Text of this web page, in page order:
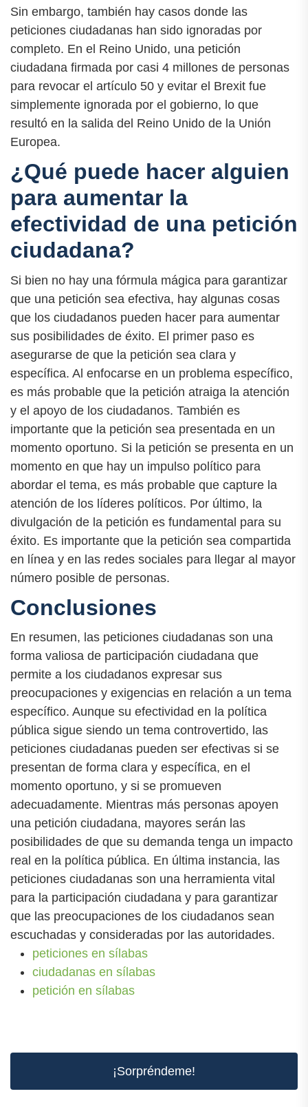
Sin embargo, también hay casos donde las
peticiones ciudadanas han sido ignoradas por
completo. En el Reino Unido, una petición
ciudadana firmada por casi 4 millones de personas
para revocar el artículo 50 y evitar el Brexit fue
simplemente ignorada por el gobierno, lo que
resultó en la salida del Reino Unido de la Unión
Europea.
¿Qué puede hacer alguien
para aumentar la
efectividad de una petición
ciudadana?
Si bien no hay una fórmula mágica para garantizar
que una petición sea efectiva, hay algunas cosas
que los ciudadanos pueden hacer para aumentar
sus posibilidades de éxito. El primer paso es
asegurarse de que la petición sea clara y
específica. Al enfocarse en un problema específico,
es más probable que la petición atraiga la atención
y el apoyo de los ciudadanos. También es
importante que la petición sea presentada en un
momento oportuno. Si la petición se presenta en un
momento en que hay un impulso político para
abordar el tema, es más probable que capture la
atención de los líderes políticos. Por último, la
divulgación de la petición es fundamental para su
éxito. Es importante que la petición sea compartida
en línea y en las redes sociales para llegar al mayor
número posible de personas.
Conclusiones
En resumen, las peticiones ciudadanas son una
forma valiosa de participación ciudadana que
permite a los ciudadanos expresar sus
preocupaciones y exigencias en relación a un tema
específico. Aunque su efectividad en la política
pública sigue siendo un tema controvertido, las
peticiones ciudadanas pueden ser efectivas si se
presentan de forma clara y específica, en el
momento oportuno, y si se promueven
adecuadamente. Mientras más personas apoyen
una petición ciudadana, mayores serán las
posibilidades de que su demanda tenga un impacto
real en la política pública. En última instancia, las
peticiones ciudadanas son una herramienta vital
para la participación ciudadana y para garantizar
que las preocupaciones de los ciudadanos sean
escuchadas y consideradas por las autoridades.
peticiones en sílabas
ciudadanas en sílabas
petición en sílabas
¡Sorpréndeme!